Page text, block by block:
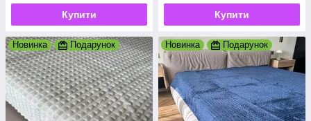
Купити Купити
Новинка Подарунок Новинка Подарунок